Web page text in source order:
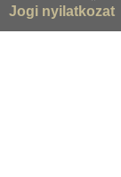
Jogi nyilatkozat